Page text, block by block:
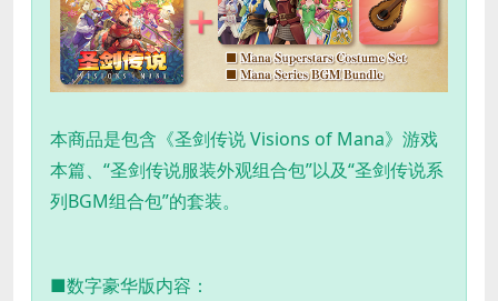
本商品是包含《圣剑传说 Visions of Mana》游戏
本篇、“圣剑传说服装外观组合包”以及“圣剑传说系
列BGM组合包”的套装。
■数字豪华版内容：